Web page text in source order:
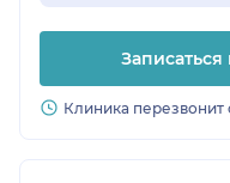
Клиника перезвонит